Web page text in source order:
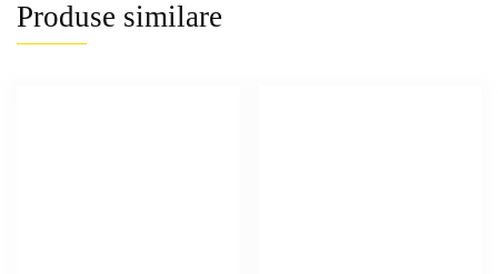
Produse similare